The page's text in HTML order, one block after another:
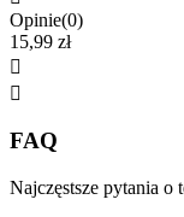
Opinie(0)
15,99 zł


FAQ
Najczęstsze pytania o